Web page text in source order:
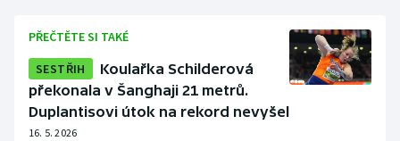
Triatlon
Veslování
Vodní slalom
PŘEČTĚTE SI TAKÉ
SESTŘIH
Koulařka Schilderová
překonala v Šanghaji 21 metrů.
Duplantisovi útok na rekord nevyšel
16. 5. 2026